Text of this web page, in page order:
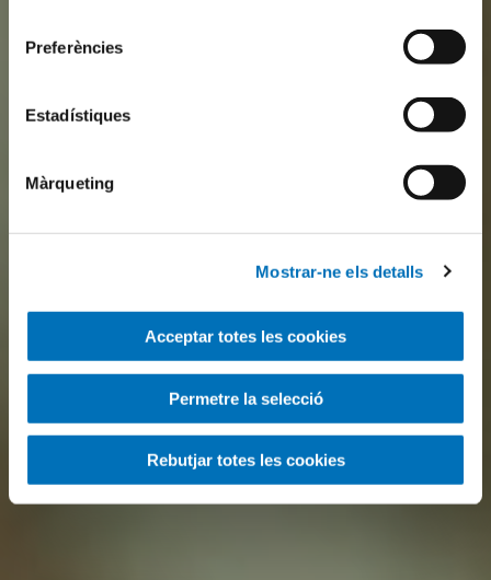
Preferències
Estadístiques
Màrqueting
Mostrar-ne els detalls
Acceptar totes les cookies
Permetre la selecció
Rebutjar totes les cookies